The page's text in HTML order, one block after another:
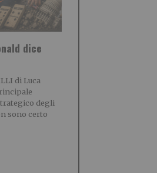
dice
di Luca
degli
sono certo